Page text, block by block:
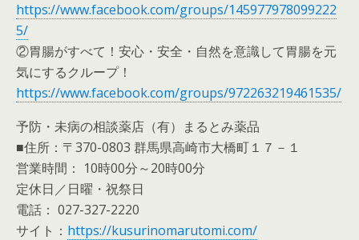
https://www.facebook.com/groups/145977978099222
5/
②胃腸がすべて！安心・安全・自然を意識して胃腸を元
気にするクループ！
https://www.facebook.com/groups/972263219461535/
予防・未病の相談薬店（有）まるとみ薬品
■住所：〒370-0803 群馬県高崎市大橋町１７－１
営業時間： 10時00分～20時00分
定休日／日曜・祝祭日
電話： 027-327-2220
サイト： https://kusurinomarutomi.com/